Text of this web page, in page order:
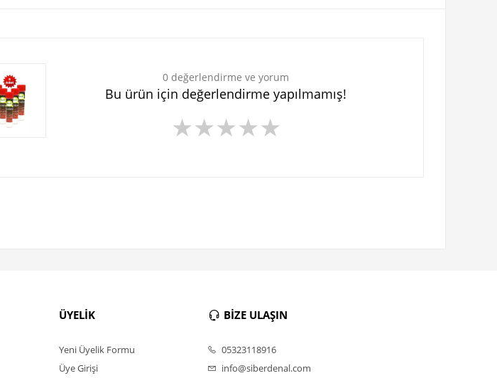
0 değerlendirme ve yorum
Bu ürün için değerlendirme yapılmamış!
★★★★★
ÜYELİK
Yeni Üyelik Formu
Üye Girişi
BİZE ULAŞIN
05323118916
info@siberdenal.com